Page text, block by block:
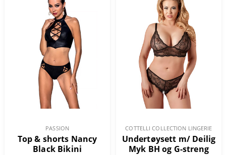
PASSION
Top & shorts Nancy
Black Bikini
COTTELLI COLLECTION LINGERIE
Undertøysett m/ Deilig
Myk BH og G-streng